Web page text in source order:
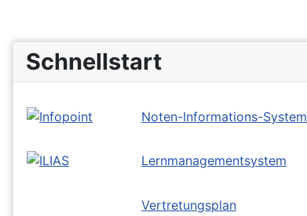
Schnellstart
Noten-Informations-System
Lernmanagementsystem
Vertretungsplan